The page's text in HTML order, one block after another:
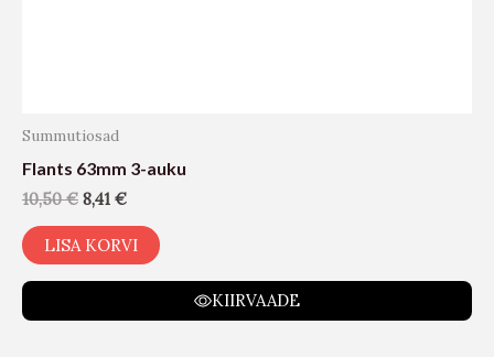
Summutiosad
Flants 63mm 3-auku
10,50€ 8,41 €
LISA KORVI
KIIRVAADE